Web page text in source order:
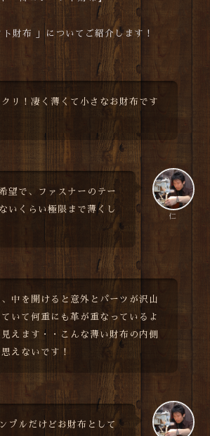
財布 」についてご紹介します！
クリ！凄く薄くて小さなお財布です
仁
望で、ファスナーのテー
いくらい極限まで薄くし
、中を開けると意外とパーツが沢山
ていて何重にも革が重なっているよ
見えます・・こんな薄い財布の内側
思えないです！
プルだけどお財布として